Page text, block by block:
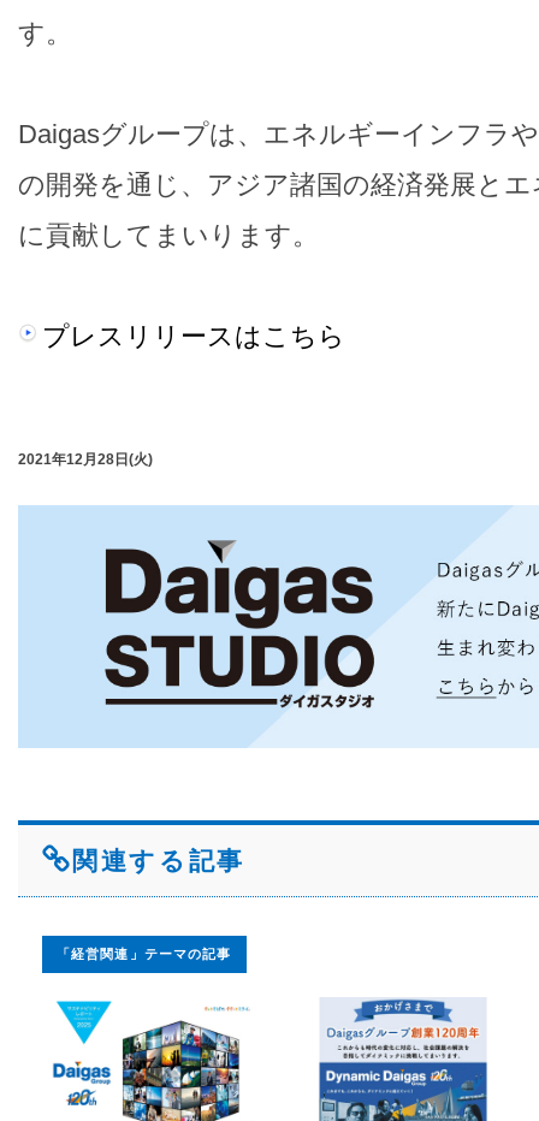
す。
Daigasグループは、エネルギーインフラ
の開発を通じ、アジア諸国の経済発展と
に貢献してまいります。
プレスリリースはこちら
2021年12月28日(火)
関連する記事
「経営関連」テーマの記事